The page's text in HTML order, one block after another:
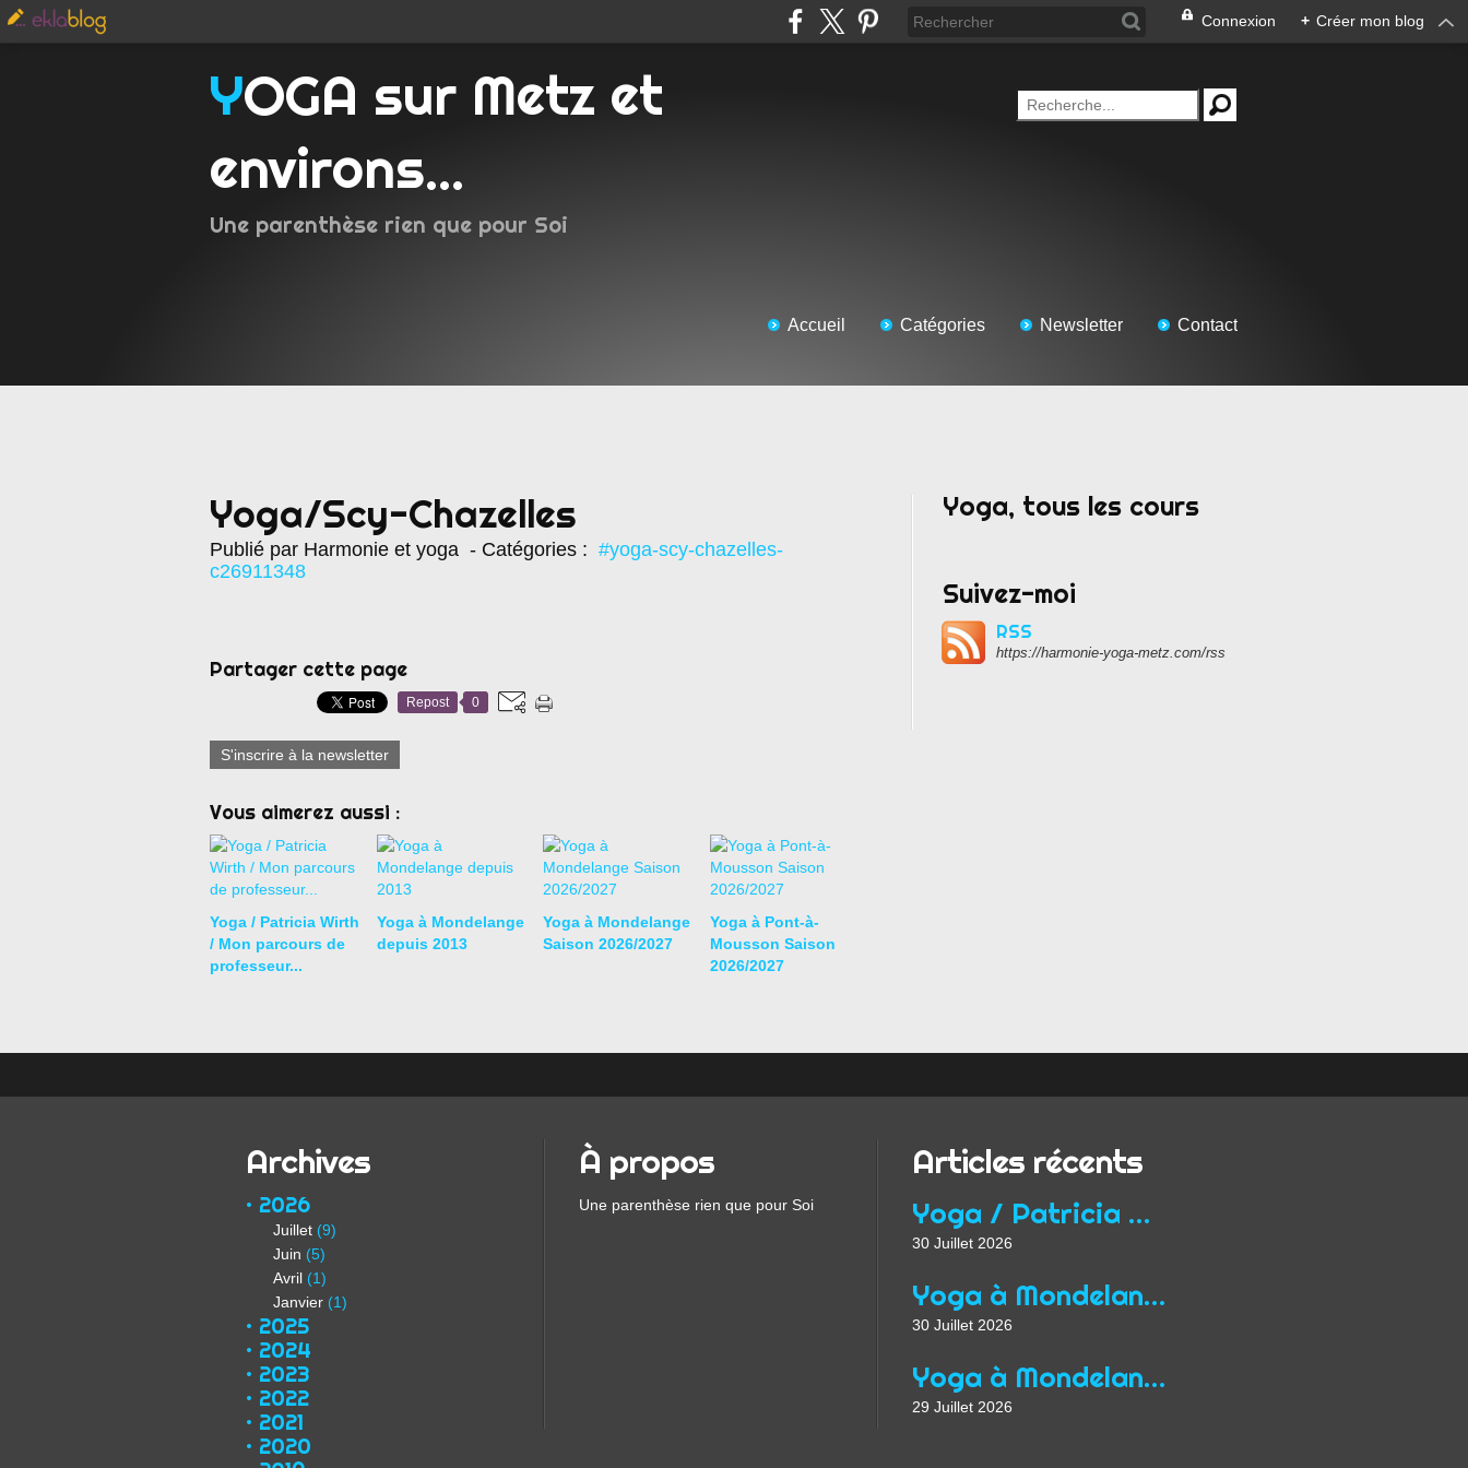
Connexion + Créer mon blog
YOGA sur Metz et
environs...
Une parenthèse rien que pour Soi
Accueil Catégories Newsletter Contact
Yoga/Scy-Chazelles
Publié par Harmonie et yoga - Catégories : #yoga-scy-chazelles-
c26911348
Partager cette page
Repost 0
S'inscrire à la newsletter
Vous aimerez aussi :
Yoga / Patricia Wirth
/ Mon parcours de
professeur...
Yoga à Mondelange
depuis 2013
Yoga à Mondelange
Saison 2026/2027
Yoga à Pont-à-
Mousson Saison
2026/2027
Yoga, tous les cours
Suivez-moi
RSS
https://harmonie-yoga-metz.com/rss
Archives
2026
Juillet (9)
Juin (5)
Avril (1)
Janvier (1)
2025
2024
2023
2022
2021
2020
À propos
Une parenthèse rien que pour Soi
Articles récents
Yoga / Patricia Wirth / Mon parcours de professeur...
30 Juillet 2026
Yoga à Mondelange depuis 2013
30 Juillet 2026
Yoga à Mondelange Saison 2026/2027
29 Juillet 2026